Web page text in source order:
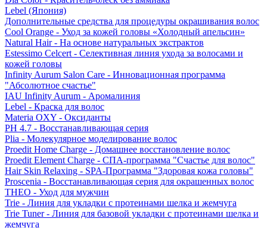
Lebel (Япония)
Дополнительные средства для процедуры окрашивания волос
Cool Orange - Уход за кожей головы «Холодный апельсин»
Natural Hair - На основе натуральных экстрактов
Estessimo Celcert - Селективная линия ухода за волосами и
кожей головы
Infinity Aurum Salon Care - Инновационная программа
"Абсолютное счастье"
IAU Infinity Aurum - Аромалиния
Lebel - Краска для волос
Materia OXY - Оксиданты
PH 4.7 - Восстанавливающая серия
Plia - Молекулярное моделирование волос
Proedit Home Charge - Домашнее восстановление волос
Proedit Element Charge - СПА-программа "Счастье для волос"
Hair Skin Relaxing - SPA-Программа "Здоровая кожа головы"
Proscenia - Восстанавливающая серия для окрашенных волос
THEO - Уход для мужчин
Trie - Линия для укладки с протеинами шелка и жемчуга
Trie Tuner - Линия для базовой укладки с протеинами шелка и
жемчуга